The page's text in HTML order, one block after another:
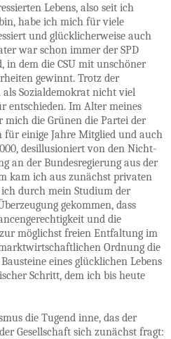
Lebens, also seit ich
habe ich mich für viele
und glücklicherweise auch
war schon immer der SPD
in dem die CSU mit unschöner
gewinnt. Trotz der
als Sozialdemokrat nicht viel
entschieden. Im Alter meines
die Grünen die Partei der
für einige Jahre Mitglied und auch
desillusioniert von den Nicht-
an der Bundesregierung aus der
kam ich aus zunächst privaten
durch mein Studium der
gekommen, dass
und die
möglichst freien Entfaltung im
Ordnung die
eines glücklichen Lebens
Schritt, dem ich bis heute
die Tugend inne, das der
Gesellschaft sich zunächst fragt: